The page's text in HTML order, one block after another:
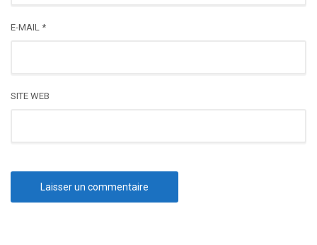
E-MAIL *
SITE WEB